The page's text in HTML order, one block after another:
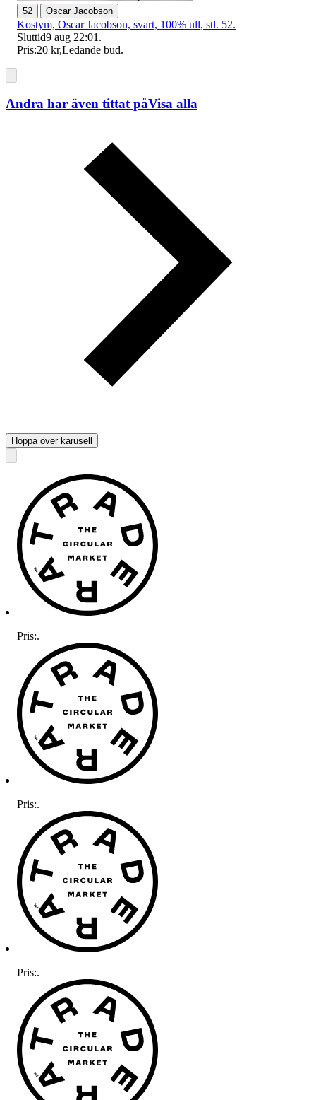
52 | Oscar Jacobson
Kostym, Oscar Jacobson, svart, 100% ull, stl. 52.
Sluttid9 aug 22:01 .
Pris:20 kr,Ledande bud.
Andra har även tittat påVisa alla
Hoppa över karusell
Pris:.
Pris:.
Pris:.